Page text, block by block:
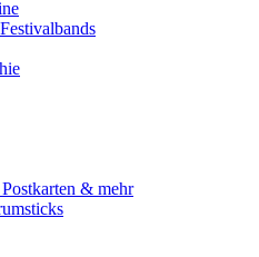
& mehr